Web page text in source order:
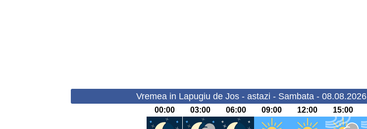
Vremea in Lapugiu de Jos - astazi - Sambata - 08.08.2026
00:00 03:00 06:00 09:00 12:00 15:00